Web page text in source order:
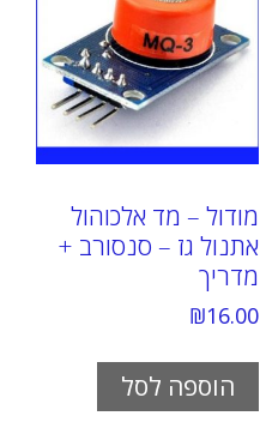
מודול – מד אלכוהול
אתנול גז – סנסורב +
מדריך
₪16.00
הוספה לסל